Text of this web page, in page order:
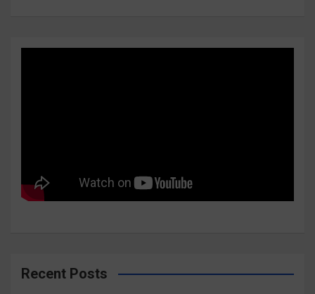
Recent Posts